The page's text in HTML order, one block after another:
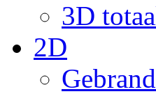
3D
2D